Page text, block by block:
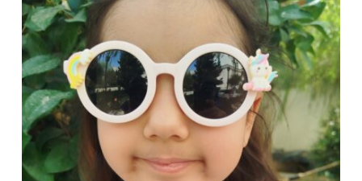
مختلفی
می
باشد.
گزینه
ها
ممکن
است